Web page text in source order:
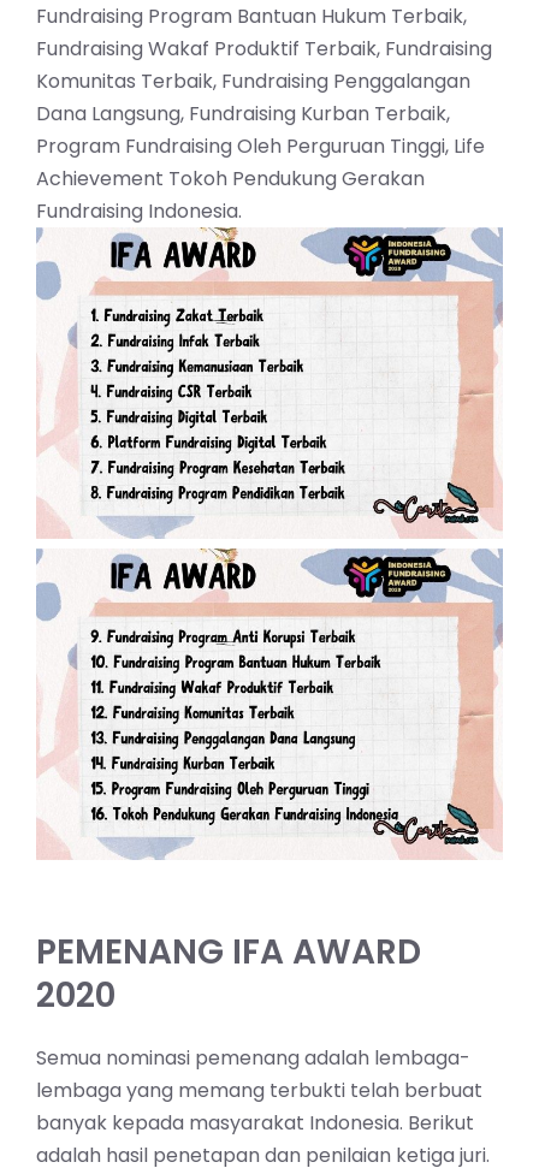
Fundraising Program Bantuan Hukum Terbaik,
Fundraising Wakaf Produktif Terbaik, Fundraising
Komunitas Terbaik, Fundraising Penggalangan
Dana Langsung, Fundraising Kurban Terbaik,
Program Fundraising Oleh Perguruan Tinggi, Life
Achievement Tokoh Pendukung Gerakan
Fundraising Indonesia.
PEMENANG IFA AWARD
2020
Semua nominasi pemenang adalah lembaga-
lembaga yang memang terbukti telah berbuat
banyak kepada masyarakat Indonesia. Berikut
adalah hasil penetapan dan penilaian ketiga juri.